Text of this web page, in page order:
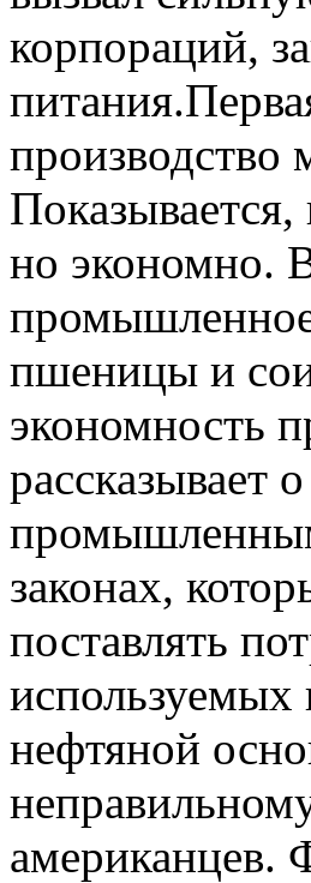
корпораций,
производство
но экономно.
пшеницы и
экономность
рассказывает
законах,
поставлять
нефтяной
американцев.